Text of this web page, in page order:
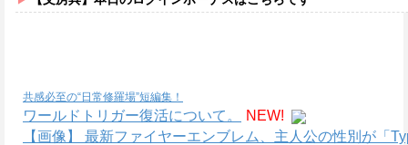
共感必至の“日常修羅場”短編集！
ワールドトリガー復活について。
NEW!
【画像】 最新ファイヤーエンブレム、主人公の性別が「